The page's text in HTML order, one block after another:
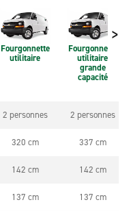
>
Fourgonnette
utilitaire
Fourgonnette
utilitaire
grande
capacité
2 personnes 2 personnes
320 cm 337 cm
142 cm 142 cm
137 cm 137 cm